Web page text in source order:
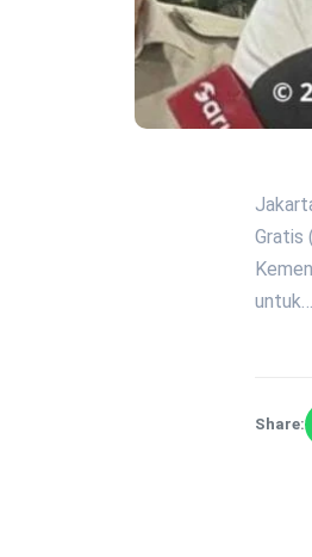
Gratis
untuk…
Share: